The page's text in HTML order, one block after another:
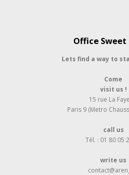
Office
Lets find a way to
Come
visit us !
15 rue La
Paris 9 (Metro
call us
Tél. : 01 80 05
write us